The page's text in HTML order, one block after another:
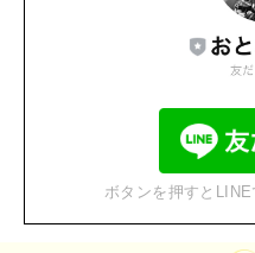
ボタンを押すとLINE